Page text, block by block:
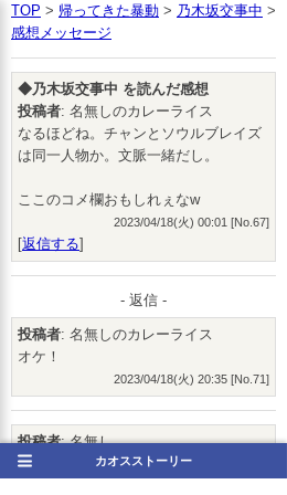
TOP > 帰ってきた暴動 > 乃木坂交事中 >
感想メッセージ
◆乃木坂交事中 を読んだ感想
投稿者: 名無しのカレーライス
なるほどね。チャンとソウルブレイズ
は同一人物か。文脈一緒だし。
ここのコメ欄おもしれぇなw
2023/04/18(火) 00:01 [No.67]
[返信する]
- 返信 -
投稿者: 名無しのカレーライス
オケ！
2023/04/18(火) 20:35 [No.71]
投稿者: 名無し
じゃああんたと45の名無しも同一人物
カオスストーリー